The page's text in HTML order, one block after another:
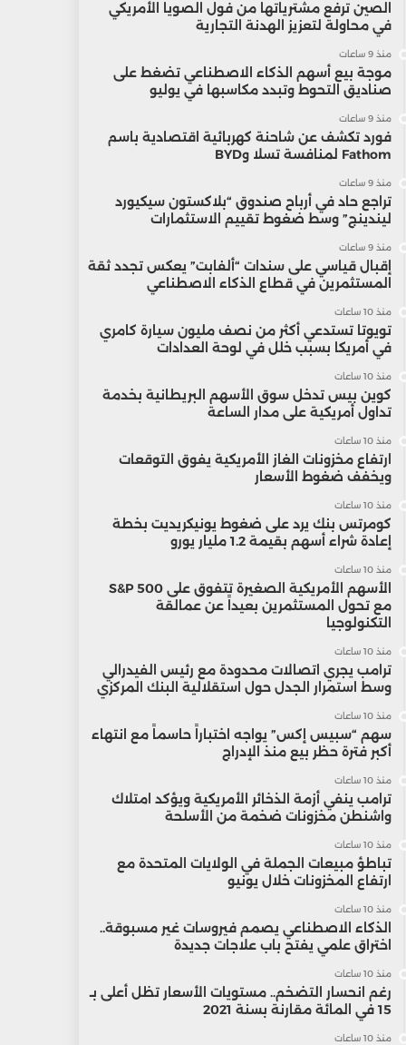
الصين ترفع مشترياتها من فول الصويا الأمريكي
في محاولة لتعزيز الهدنة التجارية
منذ 9 ساعات
موجة بيع أسهم الذكاء الاصطناعي تضغط على
صناديق التحوط وتبدد مكاسبها في يوليو
منذ 9 ساعات
فورد تكشف عن شاحنة كهربائية اقتصادية باسم
Fathom لمنافسة تسلا وBYD
منذ 9 ساعات
تراجع حاد في أرباح صندوق “بلاكستون سيكيورد
ليندينج” وسط ضغوط تقييم الاستثمارات
منذ 9 ساعات
إقبال قياسي على سندات “ألفابت” يعكس تجدد ثقة
المستثمرين في قطاع الذكاء الاصطناعي
منذ 10 ساعات
تويوتا تستدعي أكثر من نصف مليون سيارة كامري
في أمريكا بسبب خلل في لوحة العدادات
منذ 10 ساعات
كوين بيس تدخل سوق الأسهم البريطانية بخدمة
تداول أمريكية على مدار الساعة
منذ 10 ساعات
ارتفاع مخزونات الغاز الأمريكية يفوق التوقعات
ويخفف ضغوط الأسعار
منذ 10 ساعات
كومرتس بنك يرد على ضغوط يونيكريديت بخطة
إعادة شراء أسهم بقيمة 1.2 مليار يورو
منذ 10 ساعات
الأسهم الأمريكية الصغيرة تتفوق على S&P 500
مع تحول المستثمرين بعيداً عن عمالقة
التكنولوجيا
منذ 10 ساعات
ترامب يجري اتصالات محدودة مع رئيس الفيدرالي
وسط استمرار الجدل حول استقلالية البنك المركزي
منذ 10 ساعات
سهم “سبيس إكس” يواجه اختباراً حاسماً مع انتهاء
أكبر فترة حظر بيع منذ الإدراج
منذ 10 ساعات
ترامب ينفي أزمة الذخائر الأمريكية ويؤكد امتلاك
واشنطن مخزونات ضخمة من الأسلحة
منذ 10 ساعات
تباطؤ مبيعات الجملة في الولايات المتحدة مع
ارتفاع المخزونات خلال يونيو
منذ 10 ساعات
الذكاء الاصطناعي يصمم فيروسات غير مسبوقة..
اختراق علمي يفتح باب علاجات جديدة
منذ 10 ساعات
رغم انحسار التضخم.. مستويات الأسعار تظل أعلى بـ
15 في المائة مقارنة بسنة 2021
منذ 10 ساعات